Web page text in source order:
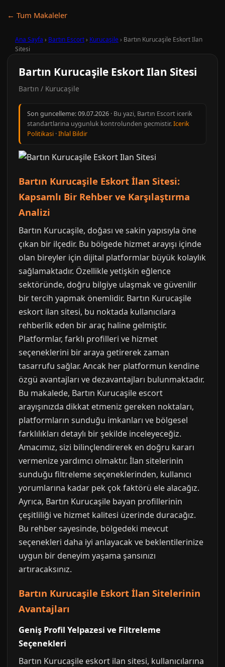
← Tum Makaleler
Ana Sayfa › Bartın Escort› Kurucaşile› Bartın Kurucaşile Eskort Ilan
Sitesi
Bartın Kurucaşile Eskort Ilan Sitesi
Bartın / Kurucaşile
Son guncelleme:09.07.2026 · Bu yazi, Bartın Escort icerik
standartlarina uygunluk kontrolunden gecmistir.Icerik
Politikasi ·Ihlal Bildir
Bartın Kurucaşile Eskort İlan Sitesi:
Kapsamlı Bir Rehber ve Karşılaştırma
Analizi
Bartın Kurucaşile, doğası ve sakin yapısıyla öne
çıkan bir ilçedir. Bu bölgede hizmet arayışı içinde
olan bireyler için dijital platformlar büyük kolaylık
sağlamaktadır. Özellikle yetişkin eğlence
sektöründe, doğru bilgiye ulaşmak ve güvenilir
bir tercih yapmak önemlidir. Bartın Kurucaşile
eskort ilan sitesi, bu noktada kullanıcılara
rehberlik eden bir araç haline gelmiştir.
Platformlar, farklı profilleri ve hizmet
seçeneklerini bir araya getirerek zaman
tasarrufu sağlar. Ancak her platformun kendine
özgü avantajları ve dezavantajları bulunmaktadır.
Bu makalede, Bartın Kurucaşile escort
arayışınızda dikkat etmeniz gereken noktaları,
platformların sunduğu imkanları ve bölgesel
farklılıkları detaylı bir şekilde inceleyeceğiz.
Amacımız, sizi bilinçlendirerek en doğru kararı
vermenize yardımcı olmaktır. İlan sitelerinin
sunduğu filtreleme seçeneklerinden, kullanıcı
yorumlarına kadar pek çok faktörü ele alacağız.
Ayrıca, Bartın Kurucaşile bayan profillerinin
çeşitliliği ve hizmet kalitesi üzerinde duracağız.
Bu rehber sayesinde, bölgedeki mevcut
seçenekleri daha iyi anlayacak ve beklentilerinize
uygun bir deneyim yaşama şansınızı
artıracaksınız.
Bartın Kurucaşile Eskort İlan Sitelerinin
Avantajları
Geniş Profil Yelpazesi ve Filtreleme
Seçenekleri
Bartın Kurucaşile eskort ilan sitesi, kullanıcılarına